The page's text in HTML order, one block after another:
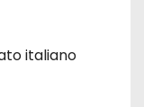
italiano